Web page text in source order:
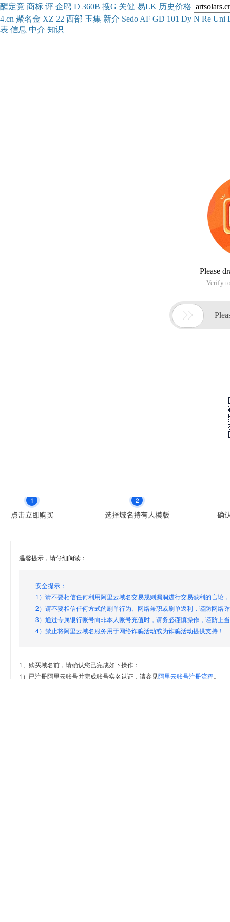
醒定竞 商标 评 企聘 D 360B 搜G 关健 易LK 历史价格
4.cn 聚名金 XZ 22 西部 玉集 新介 Sedo AF GD 101 Dy N Re Uni
表 信息 中介 知识